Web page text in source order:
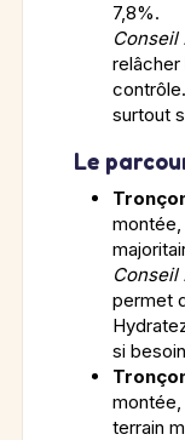
7,8%.
Conseil
relâcher
surtout
Le
montée,
Conseil
permet
si
montée,
terrain